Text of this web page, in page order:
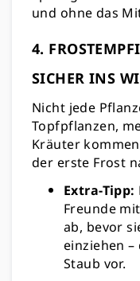
und ohne das
4.
SICHER INS
Nicht jede
Topfpflanzen,
Kräuter
der erste Frost
Extra-Tipp:
Freunde
ab, bevor
einziehen
Staub vor.